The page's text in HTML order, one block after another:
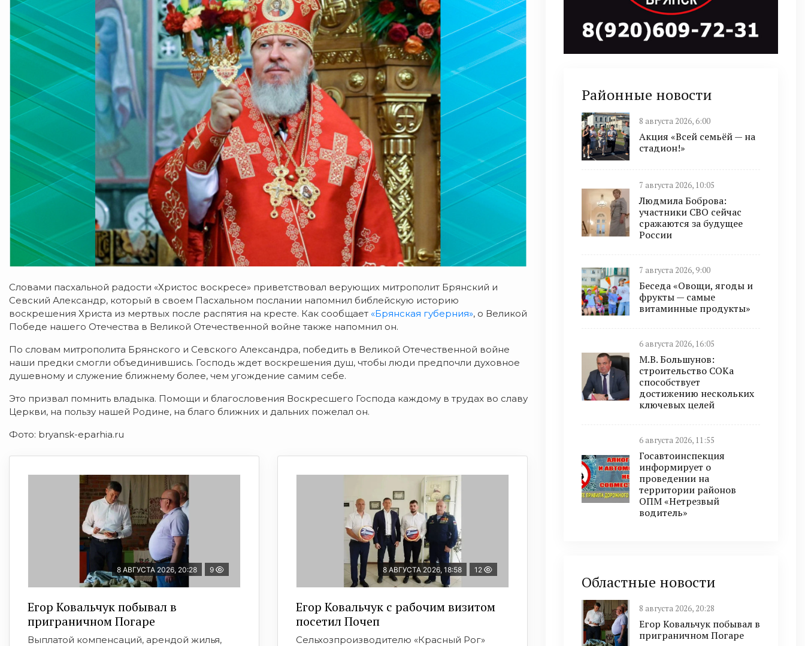
Словами пасхальной радости «Христос воскресе» приветствовал верующих митрополит Брянский и
Севский Александр, который в своем Пасхальном послании напомнил библейскую историю
воскрешения Христа из мертвых после распятия на кресте. Как сообщает «Брянская губерния», о Великой
Победе нашего Отечества в Великой Отечественной войне также напомнил он.
По словам митрополита Брянского и Севского Александра, победить в Великой Отечественной войне
наши предки смогли объединившись. Господь ждет воскрешения душ, чтобы люди предпочли духовное
душевному и служение ближнему более, чем угождение самим себе.
Это призвал помнить владыка. Помощи и благословения Воскресшего Господа каждому в трудах во славу
Церкви, на пользу нашей Родине, на благо ближних и дальних пожелал он.
Фото: bryansk-eparhia.ru
8 АВГУСТА 2026, 20:28 9
Егор Ковальчук побывал в
приграничном Погаре
Выплатой компенсаций, арендой жилья,
8 АВГУСТА 2026, 18:58 12
Егор Ковальчук с рабочим визитом
посетил Почеп
Сельхозпроизводителю «Красный Рог»
Районные новости
8 августа 2026, 6:00
Акция «Всей семьёй — на
стадион!»
7 августа 2026, 10:05
Людмила Боброва:
участники СВО сейчас
сражаются за будущее
России
7 августа 2026, 9:00
Беседа «Овощи, ягоды и
фрукты — самые
витаминные продукты»
6 августа 2026, 16:05
М.В. Большунов:
строительство СОКа
способствует
достижению нескольких
ключевых целей
6 августа 2026, 11:55
Госавтоинспекция
информирует о
проведении на
территории районов
ОПМ «Нетрезвый
водитель»
Областные новости
8 августа 2026, 20:28
Егор Ковальчук побывал в
приграничном Погаре